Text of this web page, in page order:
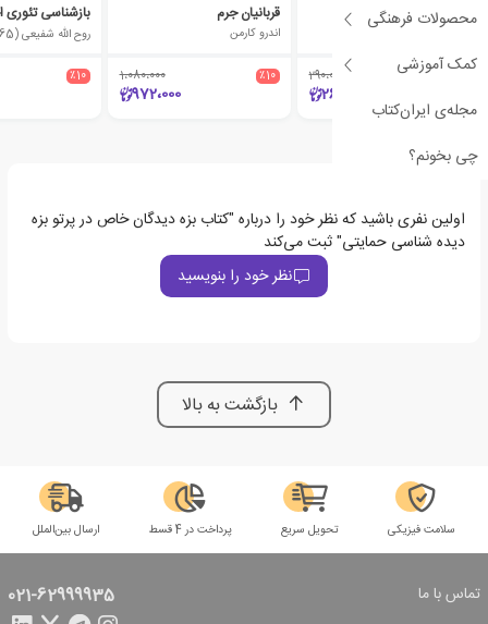
محصولات فرهنگی
کمک آموزشی
مجله‌ی ایران‌کتاب
چی بخونم؟
بزه دیدگی مهاجران
ویلیام اف. مک دونالد
290،000
261،000
قربانیان جرم
اندرو کارمن
٪10 1،080،000
972،000
روح الله شفیعی (1365)
٪10
اولین نفری باشید که نظر خود را درباره "کتاب بزه دیدگان خاص در پرتو بزه
دیده شناسی حمایتی" ثبت می‌کند
نظر خود را بنویسید
بازگشت به بالا
سلامت فیزیکی تحویل سریع پرداخت در 4 قسط ارسال بین‌الملل
تماس با ما 021-62999935